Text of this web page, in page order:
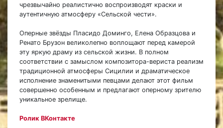
чрезвычайно реалистично воспроизводят краски и
аутентичную атмосферу «Сельской чести».
Оперные звёзды Пласидо Доминго, Елена Образцова и
Ренато Брузон великолепно воплощают перед камерой
эту яркую драму из сельской жизни. В полном
соответствии с замыслом композитора-вериста реализм
традиционной атмосферы Сицилии и драматическое
исполнение знаменитыми певцами делают этот фильм
совершенно особенным и предлагают оперному зрителю
уникальное зрелище.
Ролик ВКонтакте